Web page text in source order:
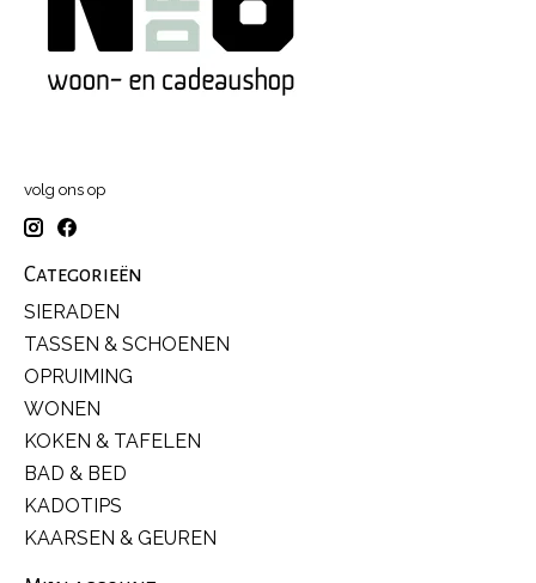
volg ons op
Categorieën
SIERADEN
TASSEN & SCHOENEN
OPRUIMING
WONEN
KOKEN & TAFELEN
BAD & BED
KADOTIPS
KAARSEN & GEUREN